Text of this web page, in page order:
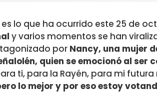
lo que ha ocurrido este 25 de
y varios momentos se han
por Nancy, una mujer
quien se emocionó al
ti, para la Rayén, para mi
lo mejor y por eso estoy